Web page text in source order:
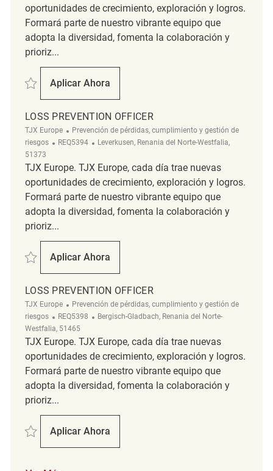
oportunidades de crecimiento, exploración y logros.
Formará parte de nuestro vibrante equipo que
adopta la diversidad, fomenta la colaboración y
prioriz...
Salvar Loss Prevention Officer REQ5380
Aplicar Ahora
Loss Prevention Officer
LOSS PREVENTION OFFICER
TJX Europe Categoría
Prevención de pérdidas, cumplimiento y gestión de
riesgos
ReqId
REQ5394 Ubicación
Leverkusen, Renania del Norte-Westfalia,
51373
TJX Europe. TJX Europe, cada día trae nuevas
oportunidades de crecimiento, exploración y logros.
Formará parte de nuestro vibrante equipo que
adopta la diversidad, fomenta la colaboración y
prioriz...
Salvar Loss Prevention Officer REQ5394
Aplicar Ahora
Loss Prevention Officer
LOSS PREVENTION OFFICER
TJX Europe Categoría
Prevención de pérdidas, cumplimiento y gestión de
riesgos
ReqId
REQ5398 Ubicación
Bergisch-Gladbach, Renania del Norte-
Westfalia, 51465
TJX Europe. TJX Europe, cada día trae nuevas
oportunidades de crecimiento, exploración y logros.
Formará parte de nuestro vibrante equipo que
adopta la diversidad, fomenta la colaboración y
prioriz...
Salvar Loss Prevention Officer REQ5398
Aplicar Ahora
Loss Prevention Officer